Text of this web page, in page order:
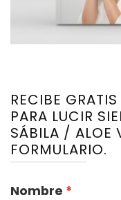
RECIBE
PARA LUCIR
SÁBILA / ALOE
FORMULARIO.
Nombre